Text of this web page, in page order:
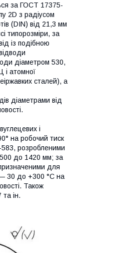
за ГОСТ 17375-
2D з радіусом
(DIN) від 21,3 мм
типорозміри, за
із подібною
діаметром 530,
і атомної
сталей), а
діаметрами від
і
на робочий тиск
розробленими
до 1420 мм; за
для
— 30 до +300 °C на
Також
ін.